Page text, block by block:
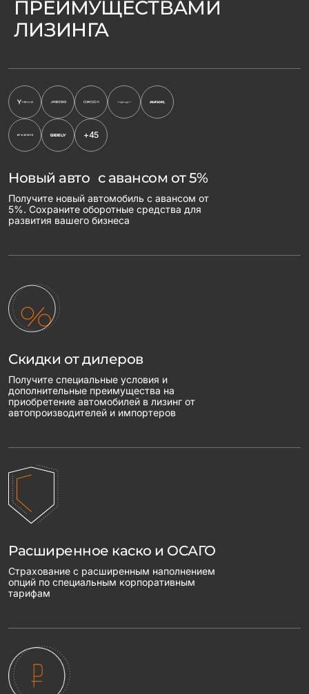
ПРЕИМУЩЕСТВАМИ
ЛИЗИНГА
+45
Новый авто с авансом от 5%
Получите новый автомобиль с авансом от
5%. Сохраните оборотные средства для
развития вашего бизнеса
Скидки от дилеров
Получите специальные условия и
дополнительные преимущества на
приобретение автомобилей в лизинг от
автопроизводителей и импортеров
Расширенное каско и ОСАГО
Страхование с расширенным наполнением
опций по специальным корпоративным
тарифам